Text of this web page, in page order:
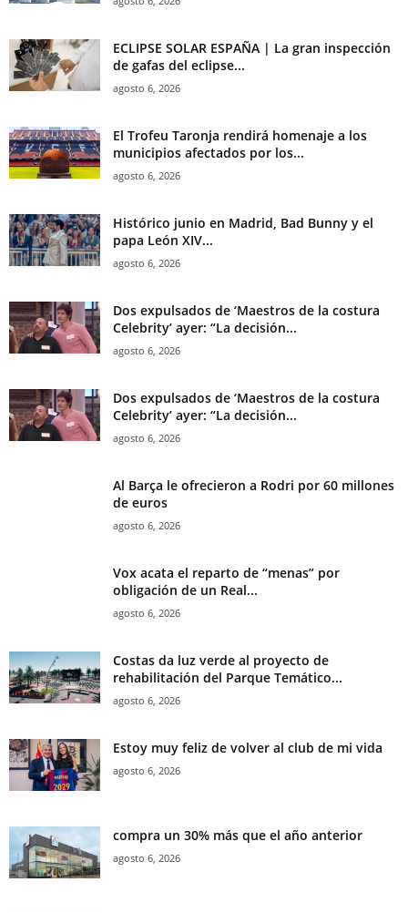
ECLIPSE SOLAR ESPAÑA | La gran inspección
de gafas del eclipse...
agosto 6, 2026
El Trofeu Taronja rendirá homenaje a los
municipios afectados por los...
agosto 6, 2026
Histórico junio en Madrid, Bad Bunny y el
papa León XIV...
agosto 6, 2026
Dos expulsados de ‘Maestros de la costura
Celebrity’ ayer: “La decisión...
agosto 6, 2026
Dos expulsados de ‘Maestros de la costura
Celebrity’ ayer: “La decisión...
agosto 6, 2026
Al Barça le ofrecieron a Rodri por 60 millones
de euros
agosto 6, 2026
Vox acata el reparto de “menas” por
obligación de un Real...
agosto 6, 2026
Costas da luz verde al proyecto de
rehabilitación del Parque Temático...
agosto 6, 2026
Estoy muy feliz de volver al club de mi vida
agosto 6, 2026
compra un 30% más que el año anterior
agosto 6, 2026